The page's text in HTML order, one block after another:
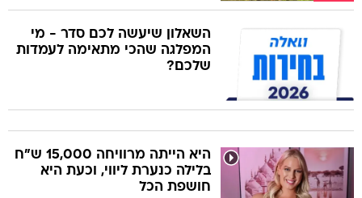
השאלון שיעשה לכם סדר - מי
המפלגה שהכי מתאימה לעמדות
שלכם?
היא הייתה מרוויחה 15,000 ש"ח
בלילה כנערת ליווי, וכעת היא
חושפת הכל